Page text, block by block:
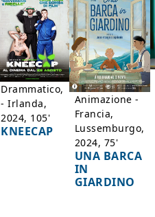
Drammatico,
- Irlanda,
2024, 105'
KNEECAP
Animazione -
Francia,
Lussemburgo,
2024, 75'
UNA BARCA
IN
GIARDINO